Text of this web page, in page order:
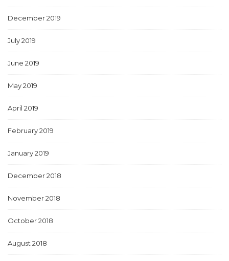
December 2019
July 2019
June 2019
May 2019
April 2019
February 2019
January 2019
December 2018
November 2018
October 2018
August 2018